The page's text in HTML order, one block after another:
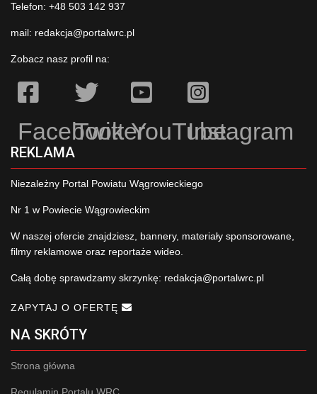
Telefon: +48 503 142 937
mail: redakcja@portalwrc.pl
Zobacz nasz profil na:
Facebook
TwitterYouTubeInstagram
REKLAMA
Niezależny Portal Powiatu Wągrowieckiego
Nr 1 w Powiecie Wągrowieckim
W naszej ofercie znajdziesz, bannery, materiały sponsorowane,
filmy reklamowe oraz reportaże wideo.
Całą dobę sprawdzamy skrzynkę: redakcja@portalwrc.pl
ZAPYTAJ O OFERTĘ
NA SKRÓTY
Strona główna